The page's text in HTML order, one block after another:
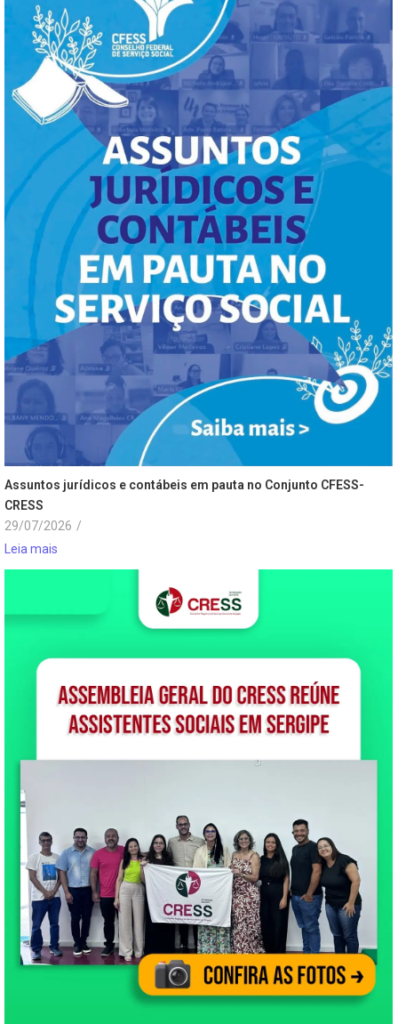
Assuntos jurídicos e contábeis em pauta no Conjunto CFESS-
CRESS
29/07/2026 /
Leia mais